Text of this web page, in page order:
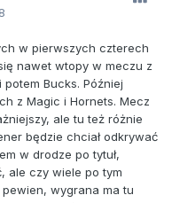
w pierwszych czterech
nawet wtopy w meczu z
Bucks. Później
z Magic i Hornets. Mecz
ale tu też różnie
będzie chciał odkrywać
w drodze po tytuł,
ale czy wiele po tym
wygrana ma tu